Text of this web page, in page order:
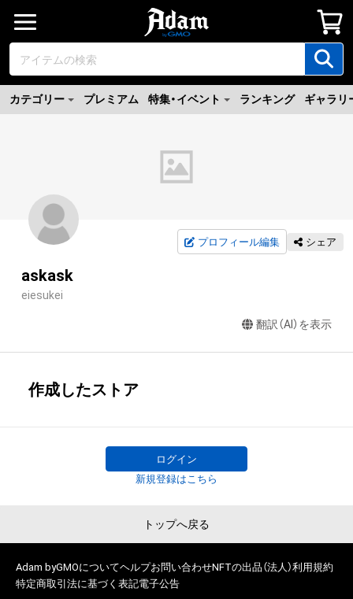
カテゴリー プレミアム 特集・イベント ランキング ギャラリ
プロフィール編集 シェア
askask
eiesukei
翻訳（AI）を表示
作成したストア
ログイン
新規登録はこちら
トップへ戻る
Adam byGMOについてヘルプお問い合わせNFTの出品（法人）利用規約
特定商取引法に基づく表記電子公告